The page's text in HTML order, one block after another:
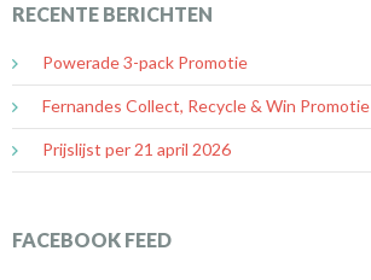
RECENTE BERICHTEN
Powerade 3-pack Promotie
Fernandes Collect, Recycle & Win Promotie
Prijslijst per 21 april 2026
FACEBOOK FEED